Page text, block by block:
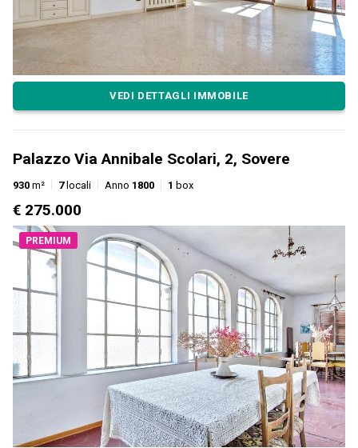
VEDI DETTAGLI IMMOBILE
Palazzo Via Annibale Scolari, 2, Sovere
930 m² 7locali Anno 1800 1 box
€ 275.000
PREMIUM